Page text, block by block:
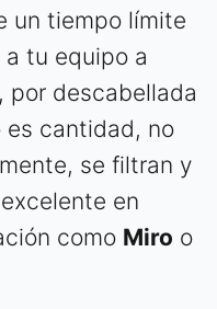
un tiempo límite
a tu equipo a
por descabellada
es cantidad, no
se filtran y
en
como Miro o